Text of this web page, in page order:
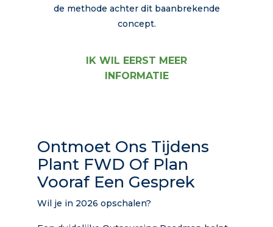
de methode achter dit baanbrekende
concept.
IK WIL EERST MEER
INFORMATIE
Ontmoet Ons Tijdens
Plant FWD Of Plan
Vooraf Een Gesprek
Wil je in 2026 opschalen?